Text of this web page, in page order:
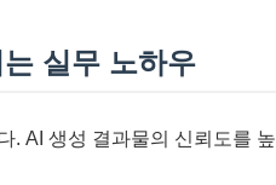
실무 노하우
. AI 생성 결과물의 신뢰도를 높